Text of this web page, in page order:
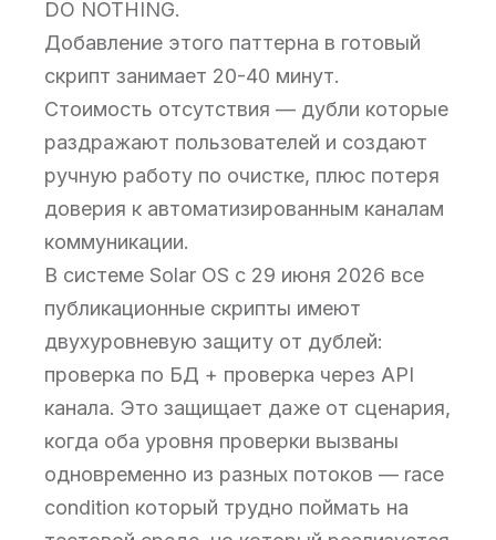
DO NOTHING.
Добавление этого паттерна в готовый
скрипт занимает 20-40 минут.
Стоимость отсутствия — дубли которые
раздражают пользователей и создают
ручную работу по очистке, плюс потеря
доверия к автоматизированным каналам
коммуникации.
В системе Solar OS с 29 июня 2026 все
публикационные скрипты имеют
двухуровневую защиту от дублей:
проверка по БД + проверка через API
канала. Это защищает даже от сценария,
когда оба уровня проверки вызваны
одновременно из разных потоков — race
condition который трудно поймать на